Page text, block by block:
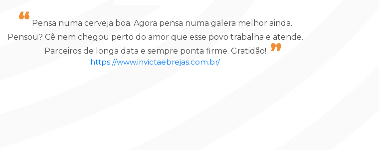
Pensa numa cerveja boa. Agora pensa numa galera melhor ainda.
Pensou? Cê nem chegou perto do amor que esse povo trabalha e atende.
Parceiros de longa data e sempre ponta firme. Gratidão!
https://www.invictaebrejas.com.br/